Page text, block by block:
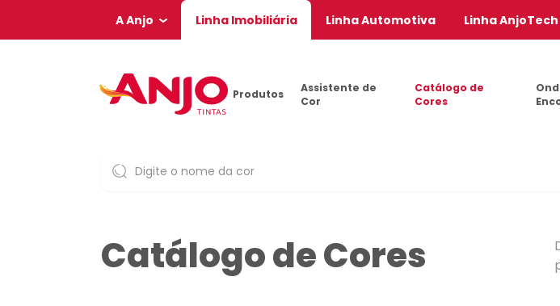
A Anjo Linha Imobiliária Linha Automotiva Linha AnjoTech
Produtos
Assistente de
Cor
Catálogo de
Cores
Catálogo de Cores